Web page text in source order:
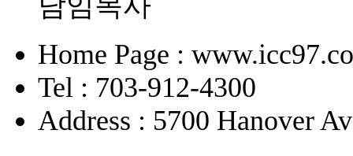
Home Page :
Tel : 703-912-4300
Address : 5700 Hanover